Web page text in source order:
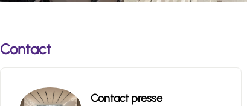
Contact
Contact presse